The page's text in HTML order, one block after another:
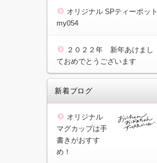
オリジナル SPティーポット
my054
２０２２年 新年あけまし
ておめでとうございます
新着ブログ
オリジナル
マグカップは手
書きがおすす
め！